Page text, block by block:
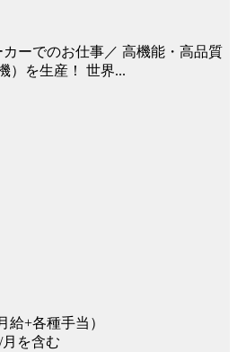
ーでのお仕事／ 高機能・高品質
）を生産！ 世界...
給+各種手当）
を含む